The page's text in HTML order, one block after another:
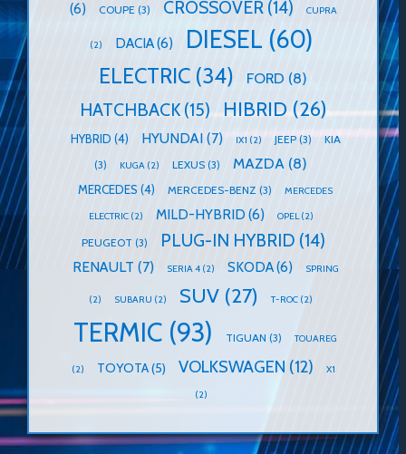
(6)
COUPE (3) CROSSOVER (14) CUPRA
(2) DACIA(6) DIESEL (60)
ELECTRIC (34) FORD (8)
HATCHBACK(15) HIBRID(26)
HYBRID (4) HYUNDAI(7) IX1 (2) JEEP(3)
KIA
(3)
KUGA (2) LEXUS (3) MAZDA (8)
MERCEDES (4) MERCEDES-BENZ (3) MERCEDES
ELECTRIC(2) MILD-HYBRID (6) OPEL(2)
PEUGEOT (3) PLUG-IN HYBRID (14)
RENAULT (7) SERIA 4(2) SKODA(6) SPRING
(2) SUBARU (2) SUV (27) T-ROC (2)
TERMIC (93) TIGUAN (3) TOUAREG
(2) TOYOTA(5) VOLKSWAGEN (12) X1
(2)